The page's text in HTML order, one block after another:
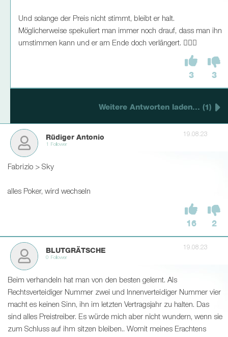
Und solange der Preis nicht stimmt, bleibt er halt.
Möglicherweise spekuliert man immer noch drauf, dass man ihn
umstimmen kann und er am Ende doch verlängert. 🤷🏼‍♂
3 3
Weitere Antworten laden... (1)
Rüdiger Antonio
1 Follower
19.08.23
Fabrizio > Sky
alles Poker, wird wechseln
16 2
BLUTGRÄTSCHE
0 Follower
19.08.23
Beim verhandeln hat man von den besten gelernt. Als
Rechtsverteidiger Nummer zwei und Innenverteidiger Nummer vier
macht es keinen Sinn, ihn im letzten Vertragsjahr zu halten. Das
sind alles Preistreiber. Es würde mich aber nicht wundern, wenn sie
zum Schluss auf ihm sitzen bleiben.. Womit meines Erachtens